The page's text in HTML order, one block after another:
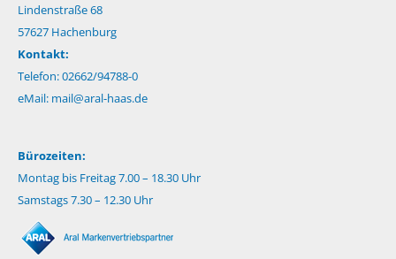
Lindenstraße 68
57627 Hachenburg
Kontakt:
Telefon: 02662/94788-0
eMail: mail@aral-haas.de
Bürozeiten:
Montag bis Freitag 7.00 – 18.30 Uhr
Samstags 7.30 – 12.30 Uhr